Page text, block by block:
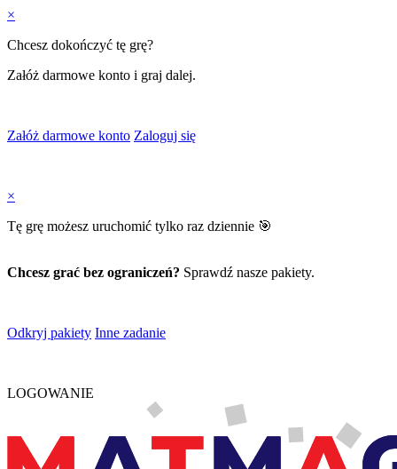
×
Chcesz dokończyć tę grę?
Załóż darmowe konto i graj dalej.
Załóż darmowe konto Zaloguj się
×
Tę grę możesz uruchomić tylko raz dziennie 🎯
Chcesz grać bez ograniczeń? Sprawdź nasze pakiety.
Odkryj pakiety Inne zadanie
LOGOWANIE